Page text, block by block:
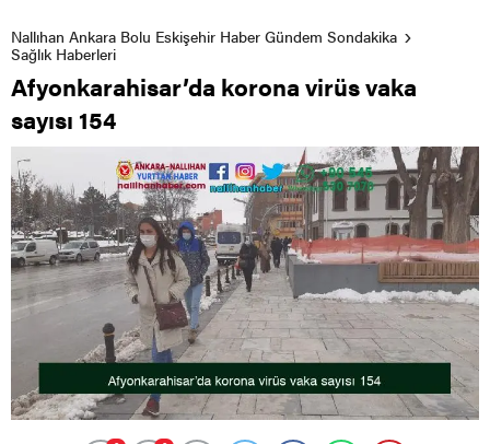
Nallıhan Ankara Bolu Eskişehir Haber Gündem Sondakika
Sağlık Haberleri
Afyonkarahisar’da korona virüs vaka
sayısı 154